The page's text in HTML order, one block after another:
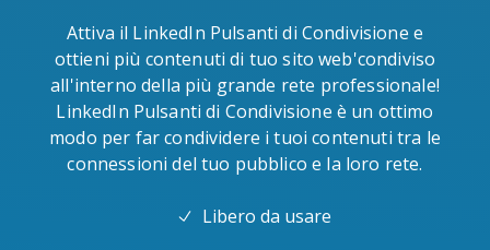
Attiva il LinkedIn Pulsanti di Condivisione e
ottieni più contenuti di tuo sito web'condiviso
all'interno della più grande rete professionale!
LinkedIn Pulsanti di Condivisione è un ottimo
modo per far condividere i tuoi contenuti tra le
connessioni del tuo pubblico e la loro rete.
Libero da usare